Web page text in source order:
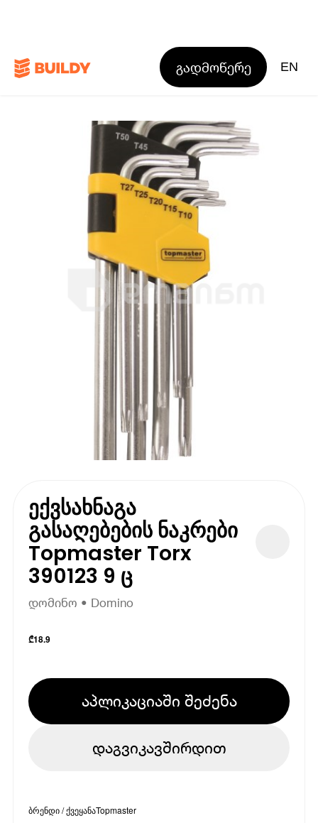
გადმოწერე EN
ექვსახნაგა
გასაღებების ნაკრები
Topmaster Torx
390123 9 ც
დომინო • Domino
₾18.9
აპლიკაციაში შეძენა
დაგვიკავშირდით
ბრენდი / ქვეყანაTopmaster